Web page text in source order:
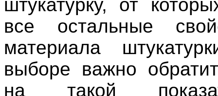
штукатурку, от
все остальные
материала
выборе важно
на такой